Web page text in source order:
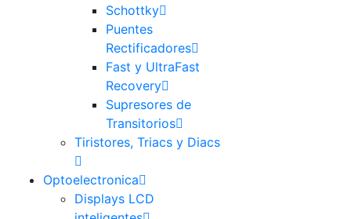
Schottky
Puentes
Rectificadores
Fast y UltraFast
Recovery
Supresores de
Transitorios
Tiristores, Triacs y Diacs
Optoelectronica
Displays LCD